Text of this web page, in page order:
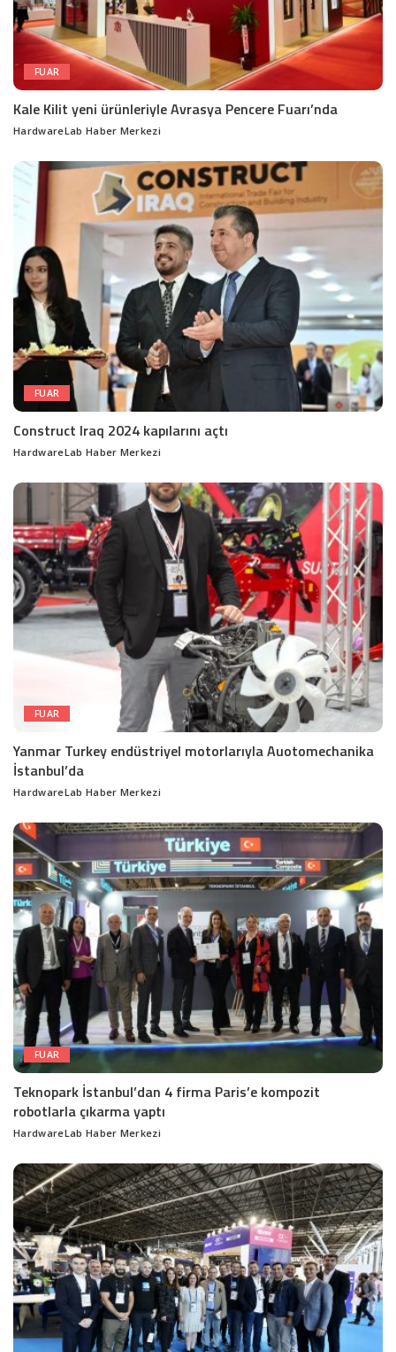
FUAR
Kale Kilit yeni ürünleriyle Avrasya Pencere Fuarı’nda
Posted
HardwareLab Haber Merkezi
FUAR
Construct Iraq 2024 kapılarını açtı
Posted
HardwareLab Haber Merkezi
FUAR
Yanmar Turkey endüstriyel motorlarıyla Auotomechanika
İstanbul’da
Posted
HardwareLab Haber Merkezi
FUAR
Teknopark İstanbul’dan 4 firma Paris’e kompozit
robotlarla çıkarma yaptı
Posted
HardwareLab Haber Merkezi